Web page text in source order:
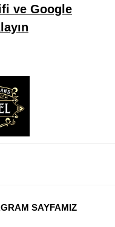
ve Google
SAYFAMIZ